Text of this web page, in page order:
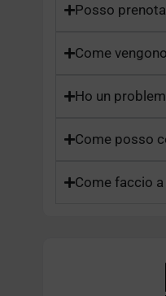
Posso
Come
Ho un
Come posso
Come faccio